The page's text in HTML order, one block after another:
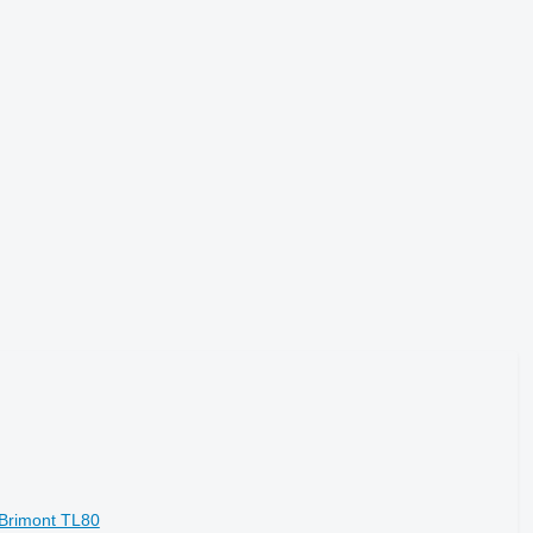
TL80